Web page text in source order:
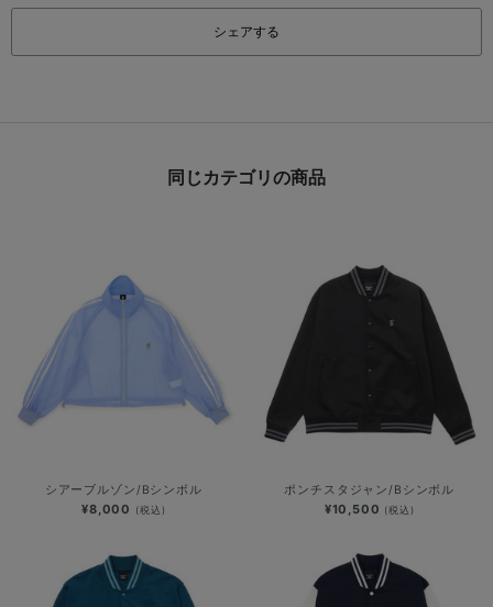
シェアする
同じカテゴリの商品
シアーブルゾン/Bシンボル
¥8,000 (税込)
ポンチスタジャン/Bシンボル
¥10,500 (税込)